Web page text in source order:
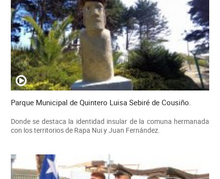
Parque Municipal de Quintero Luisa Sebiré de Cousiño.
Donde se destaca la identidad insular de la comuna hermanada
con los territorios de Rapa Nui y Juan Fernández.